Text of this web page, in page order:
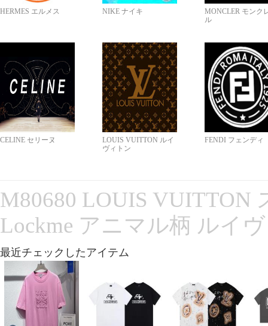
HERMES エルメス NIKE ナイキ
MONCLER モンク
ル
CELINE セリーヌ
LOUIS VUITTON ルイ
ヴィトン
FENDI フェンディ
M80680 LOUIS VUITTON
Lockme アニマル柄 ルイ
最近チェックしたアイテム